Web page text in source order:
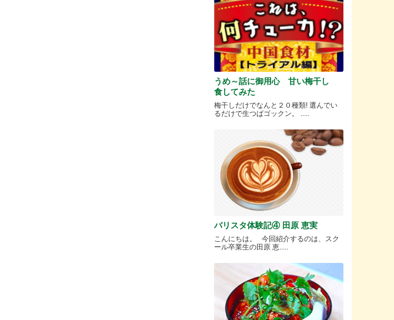
うめ～話に御用心 甘い梅干し
食してみた
梅干しだけでなんと２０種類! 選んでい
るだけで生つばゴックン。 .....
バリスタ体験記④ 田原 恵実
こんにちは。 今回紹介するのは、スク
ール卒業生の田原 恵.....